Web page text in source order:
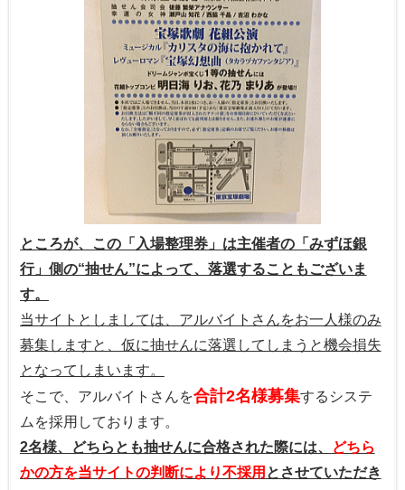
ところが、この「入場整理券」は主催者の「みずほ銀
行」側の“抽せん”によって、落選することもございま
す。
当サイトとしましては、アルバイトさんをお一人様のみ
募集しますと、仮に抽せんに落選してしまうと機会損失
となってしまいます。
そこで、アルバイトさんを合計2名様募集するシステ
ムを採用しております。
2名様、どちらとも抽せんに合格された際には、
どちら
かの方を当サイトの判断により不採用 とさせていただき